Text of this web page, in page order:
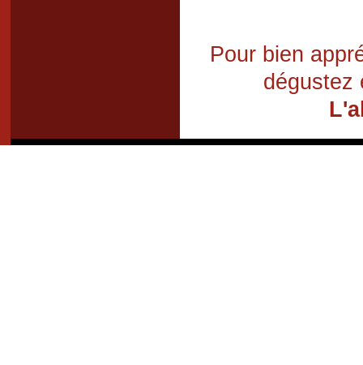
Pour bien
dégustez